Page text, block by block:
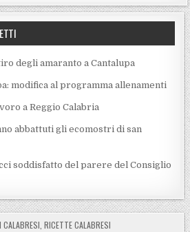
degli amaranto a Cantalupa
modifica al programma allenamenti
a Reggio Calabria
abbattuti gli ecomostri di san
soddisfatto del parere del Consiglio
RICETTE CALABRESI